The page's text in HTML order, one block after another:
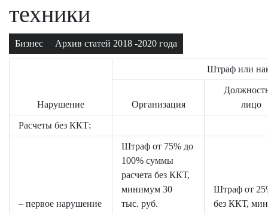
техники
Бизнес Архив статей 2018 -2020 года
Нарушение
Штраф или
Организация
лицо
Расчеты без ККТ:
– первое нарушение
Штраф от 75% до
100% суммы
расчета без ККТ,
минимум 30
тыс. руб.
Штраф от
без ККТ,